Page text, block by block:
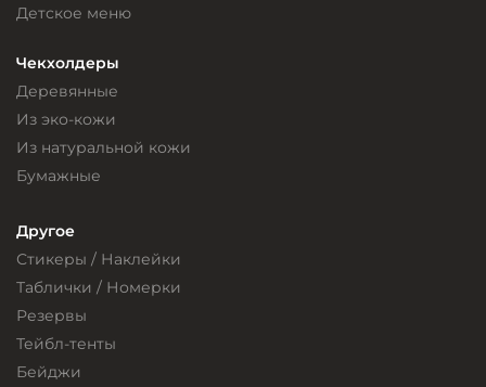
Детское меню
Чекхолдеры
Деревянные
Из эко-кожи
Из натуральной кожи
Бумажные
Другое
Стикеры / Наклейки
Таблички / Номерки
Резервы
Тейбл-тенты
Бейджи